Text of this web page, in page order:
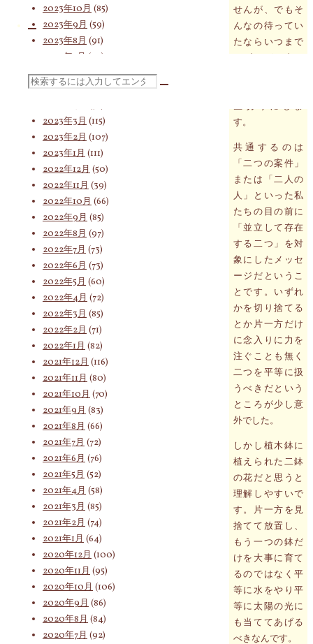
検
索
象:
せんが、でもそ
んなの待ってい
たならいつまで
す。
共通するのは
「二つの案件」
または「二人の
人」といった私
たちの目の前に
「並立して存在
する二つ」を対
象にしたメッセ
ージだというこ
とです。いずれ
かを切り捨てる
とか片一方だけ
に念入りに力を
注ぐことも無く
二つを平等に扱
うべきだという
ところが少し意
外でした。
しかし植木鉢に
植えられた二鉢
の花だと思うと
理解しやすいで
す。片一方を見
捨てて放置し、
もう一つの鉢だ
けを大事に育て
るのではなく平
等に水をやり平
等に太陽の光に
も当ててあげる
べきなんです。
2023年10月 (85)
2023年9月 (59)
2023年8月 (91)
2023年7月 (89)
2023年6月(62)
2023年5月(74)
2023年3月 (115)
2023年2月 (107)
2023年1月 (111)
2022年12月 (50)
2022年11月 (39)
2022年10月 (66)
2022年9月 (85)
2022年8月 (97)
2022年7月 (73)
2022年6月 (73)
2022年5月 (60)
2022年4月 (72)
2022年3月 (85)
2022年2月 (71)
2022年1月 (82)
2021年12月 (116)
2021年11月 (80)
2021年10月 (70)
2021年9月 (83)
2021年8月 (66)
2021年7月 (72)
2021年6月 (76)
2021年5月 (52)
2021年4月 (58)
2021年3月 (85)
2021年2月 (74)
2021年1月 (64)
2020年12月 (100)
2020年11月 (95)
2020年10月 (106)
2020年9月 (86)
2020年8月 (84)
2020年7月 (92)